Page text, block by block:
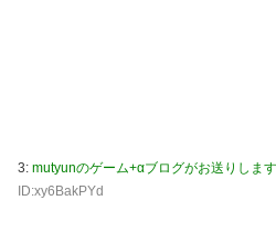
本屋に現れた異臭＆浮浪者風
グをパンパンにして無会計で
【画像】 キャミイの18万円の
込みがエグすぎる
3: mutyunのゲーム+αブログがお送りします
ID:xy6BakPYd